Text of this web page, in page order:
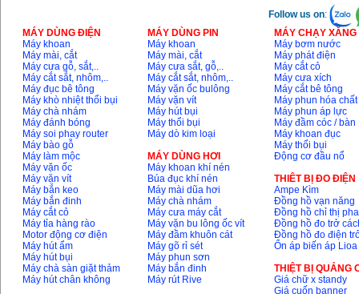
Follow us on:
MÁY DÙNG ĐIỆN
Máy khoan
Máy mài, cắt
Máy cưa gỗ, sắt,..
Máy cắt sắt, nhôm,..
Máy đục bê tông
Máy khò nhiệt thổi bụi
Máy chà nhám
Máy đánh bóng
Máy soi phay router
Máy bào gỗ
Máy làm mộc
Máy vặn ốc
Máy vặn vít
Máy bắn keo
Máy bắn đinh
Máy cắt cỏ
Máy tỉa hàng rào
Motor động cơ điện
Máy hút ẩm
Máy hút bụi
Máy chà sàn giặt thảm
Máy hút chân không
MÁY DÙNG PIN
Máy khoan
Máy mài, cắt
Máy cưa sắt, gỗ,..
Máy cắt sắt, nhôm,..
Máy vặn ốc bulông
Máy vặn vít
Máy hút bụi
Máy thổi bụi
Máy dò kim loại
MÁY DÙNG HƠI
Máy khoan khí nén
Búa đục khí nén
Máy mài dũa hơi
Máy chà nhám
Máy cưa máy cắt
Máy vặn bu lông ốc vít
Máy đầm khuôn cát
Máy gõ rỉ sét
Máy phun sơn
Máy bắn đinh
Máy rút Rive
MÁY CHẠY
Máy bơm nước
Máy phát điện
Máy cắt cỏ
Máy cưa xích
Máy cắt bê tông
Máy phun hóa chất
Máy phun áp lực
Máy đầm cóc / bàn
Máy khoan đục
Máy thổi bụi
Động cơ đầu nổ
THIÊT BỊ ĐO ĐIỆN
Ampe Kìm
Đồng hồ vạn năng
Đồng hồ chỉ thị pha
Đồng hồ đo trở
Đồng hồ đo điện
Ổn áp biến áp Lioa
THIỆT BỊ QUẢNG
Giá chữ x standy
Giá cuốn banner